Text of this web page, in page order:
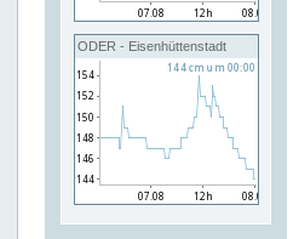
ODER - Eisenhüttenstadt